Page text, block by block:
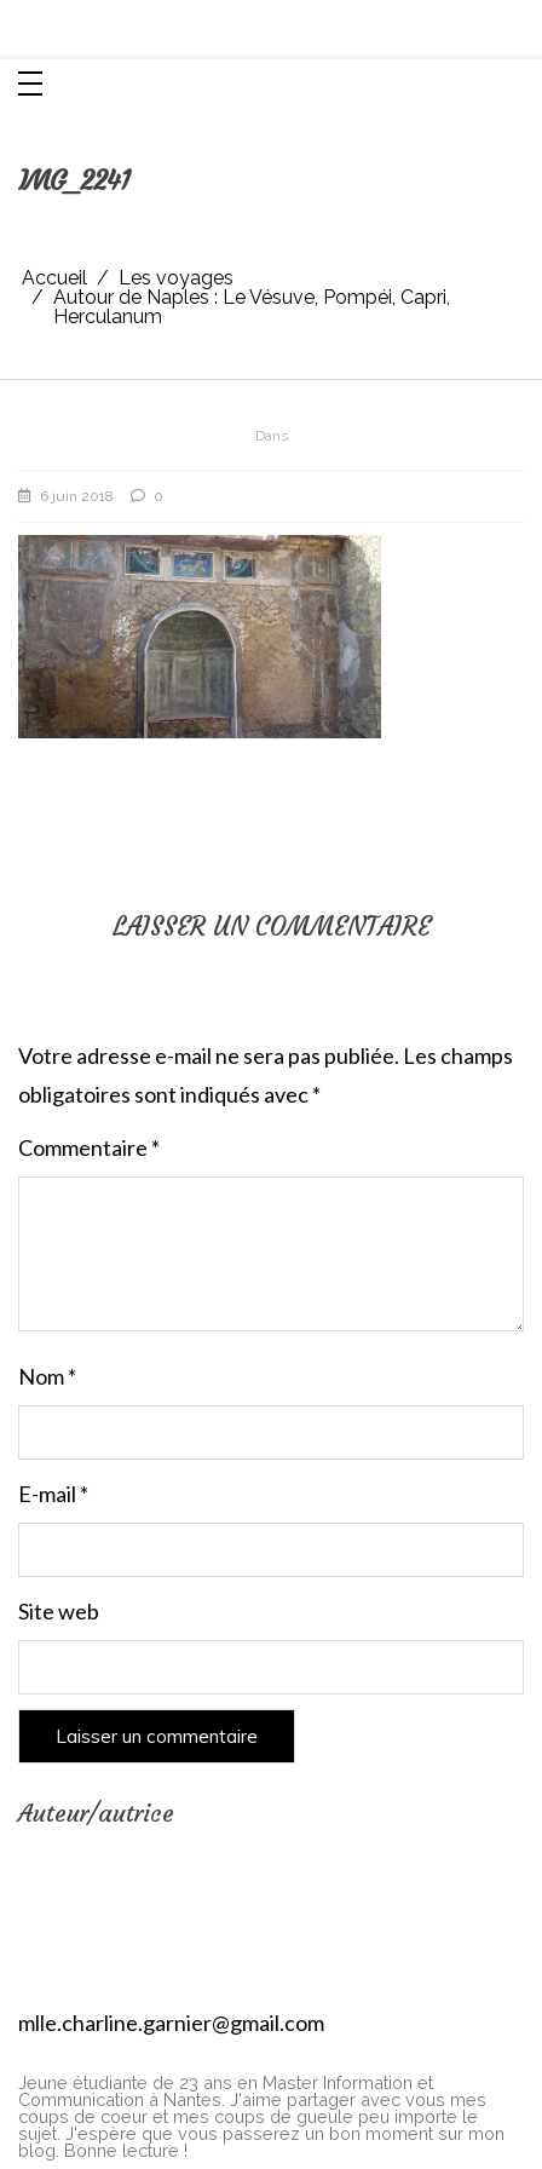
IMG_2241
Accueil
Les voyages
Autour de Naples : Le Vésuve, Pompéi, Capri,
Herculanum
Dans
6 juin 2018 0
LAISSER UN COMMENTAIRE
Votre adresse e-mail ne sera pas publiée. Les champs
obligatoires sont indiqués avec*
Commentaire *
Nom*
E-mail *
Site web
Auteur/autrice
mlle.charline.garnier@gmail.com
Jeune étudiante de 23 ans en Master Information et
Communication à Nantes. J'aime partager avec vous mes
coups de coeur et mes coups de gueule peu importe le
sujet. J'espère que vous passerez un bon moment sur mon
blog. Bonne lecture !